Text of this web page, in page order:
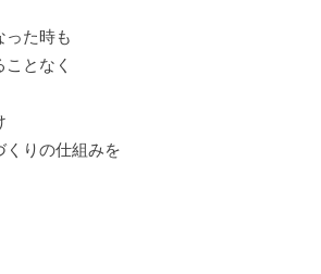
った時も
となく
くりの仕組みを